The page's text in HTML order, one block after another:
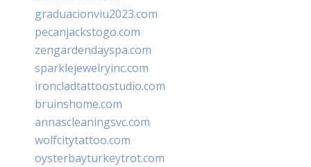
graduacionviu2023.com
pecanjackstogo.com
zengardendayspa.com
sparklejewelryinc.com
ironcladtattoostudio.com
bruinshome.com
annascleaningsvc.com
wolfcitytattoo.com
oysterbayturkeytrot.com